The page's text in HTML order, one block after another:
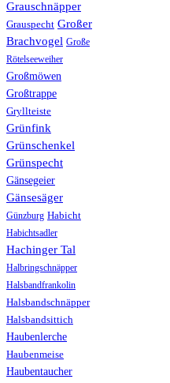
Grauschnäpper
Grauspecht Großer
Brachvogel Große
Rötelseeweiher
Großmöwen
Großtrappe
Gryllteiste
Grünfink
Grünschenkel
Grünspecht
Gänsegeier
Gänsesäger
Günzburg Habicht
Habichtsadler
Hachinger Tal
Halbringschnäpper
Halsbandfrankolin
Halsbandschnäpper
Halsbandsittich
Haubenlerche
Haubenmeise
Haubentaucher